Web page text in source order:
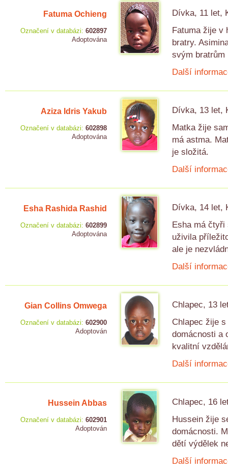
Fatuma Ochieng
Označení v databázi: 602897
Adoptována
Dívka, 11 let,
Fatuma žije v
bratry.
svým bratrům
Další
Aziza Idris Yakub
Označení v databázi: 602898
Adoptována
Dívka, 13 let,
Matka žije
má astma.
je složitá.
Další
Esha Rashida Rashid
Označení v databázi: 602899
Adoptována
Dívka, 14 let,
Esha má čtyři
uživila
ale je
Další
Gian Collins Omwega
Označení v databázi: 602900
Adoptován
Chlapec, 13
Chlapec žije
domácnosti a
kvalitní
Další
Hussein Abbas
Označení v databázi: 602901
Adoptován
Chlapec, 16
Hussein žije
domácnosti.
dětí výdělek
Další